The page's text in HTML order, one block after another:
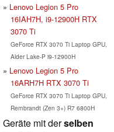
Lenovo Legion 5 Pro
16IAH7H, i9-12900H RTX
3070 Ti
GeForce RTX 3070 Ti Laptop GPU,
Alder Lake-P i9-12900H
Lenovo Legion 5 Pro
16ARH7H RTX 3070 Ti
GeForce RTX 3070 Ti Laptop GPU,
Rembrandt (Zen 3+) R7 6800H
Geräte mit derselben